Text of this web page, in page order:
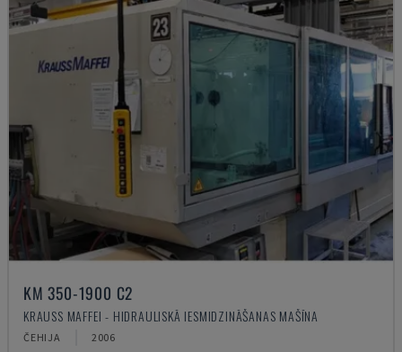
KM 350-1900 C2
KRAUSS MAFFEI - HIDRAULISKĀ IESMIDZINĀŠANAS MAŠĪNA
ČEHIJA 2006